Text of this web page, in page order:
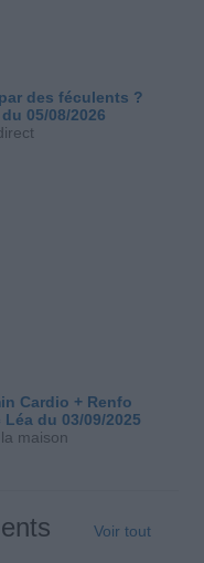
des féculents ?
05/08/2026
Cardio + Renfo
du 03/09/2025
maison
Voir tout